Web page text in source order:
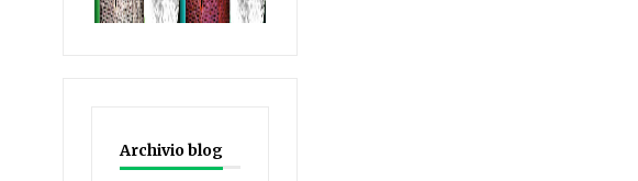
Archivio blog